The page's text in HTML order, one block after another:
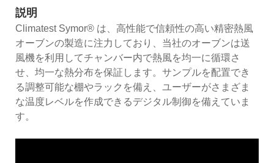
説明
Climatest Symor® は、高性能で信頼性の高い精密熱風
オーブンの製造に注力しており、当社のオーブンは送
風機を利用してチャンバー内で熱風を均一に循環さ
せ、均一な熱分布を保証します。サンプルを配置でき
る調整可能な棚やラックを備え、ユーザーがさまざま
な温度レベルを作成できるデジタル制御を備えていま
す。